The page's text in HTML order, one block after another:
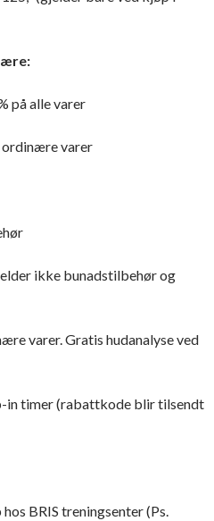
på alle varer
ordinære varer
ikke bunadstilbehør og
varer. Gratis hudanalyse ved
in timer (rabattkode blir tilsendt
BRIS treningsenter (Ps.